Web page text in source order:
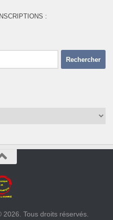
:
Tous droits réservés.